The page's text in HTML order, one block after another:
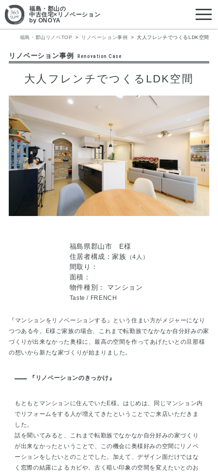
福島・郡山の
中古住宅×リノベーション
by ONOYA
福島・郡山リノベTOP リノベーション事例 大人フレンチでつくるLDK空間
リノベーション事例 Renovation Case
大人フレンチでつくるLDK空間
福島県郡山市 E様
住居者構成：家族 （4人）
間取り：
面積：
物件種別： マンション
Taste / FRENCH
『マンションをリノベーションする』という住まい方がメジャーになり
つつある今。E様ご家族の場合、これまで転勤族でなかなか自分好みの家
づくりが出来なかった奥様に、最高の空間を作ってあげたいとの旦那様
の想いから新たな家づくりが始まりました。
『リノベーションのきっかけ』
もともとマンションに住んでいたE様。はじめは、同じマンション内
でリフォームをする人が増えてきたということでご来店いただきま
した。
話を聞いてみると、これまで転勤族でなかなか自分好みの家づくり
が出来なかったということで、この機会に奥様好みの空間にリノベ
ーションをしたいとのことでした。加えて、デザイン面だけではな
く窓際の結露によるカビや、古く暗い印象の空間を変えたいとのお